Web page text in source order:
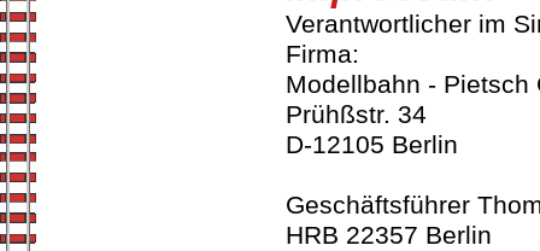
Verantwortlicher im
Firma:
Modellbahn - Pietsch
Prühßstr. 34
D-12105 Berlin
Geschäftsführer
HRB 22357 Berlin